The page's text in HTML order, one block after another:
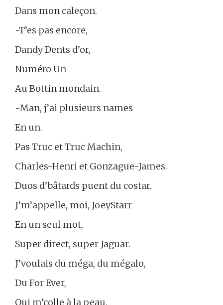
Dans mon caleçon.
-T’es pas encore,
Dandy Dents d’or,
Numéro Un
Au Bottin mondain.
-Man, j’ai plusieurs names
En un.
Pas Truc et Truc Machin,
Charles-Henri et Gonzague-James.
Duos d’bâtards puent du costar.
J’m’appelle, moi, JoeyStarr
En un seul mot,
Super direct, super Jaguar.
J’voulais du méga, du mégalo,
Du For Ever,
Qui m’colle à la peau.